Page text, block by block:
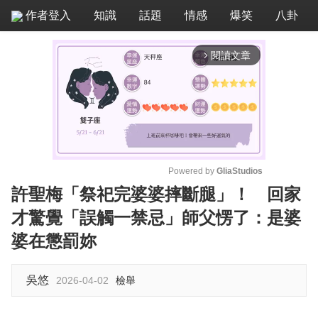
作者登入 知識 話題 情感 爆笑 八卦
arrow_forward_ios 閱讀文章
M
u
t
Powered by GliaStudios
許聖梅「祭祀完婆婆摔斷腿」！ 回家
才驚覺「誤觸一禁忌」師父愣了：是婆
婆在懲罰妳
吳悠 2026-04-02 檢舉